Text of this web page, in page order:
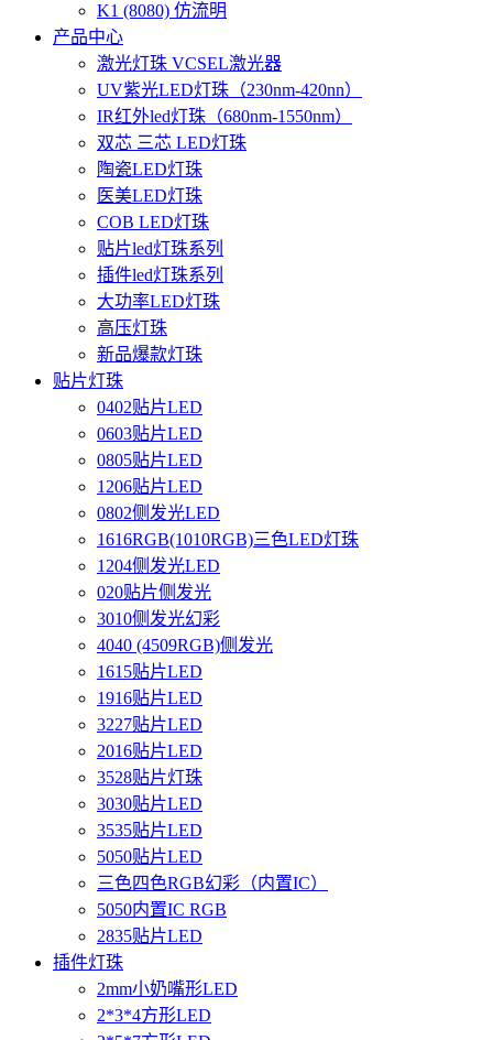
K1 (8080) 仿流明
产品中心
激光灯珠 VCSEL激光器
UV紫光LED灯珠（230nm-420nn）
IR红外led灯珠（680nm-1550nm）
双芯 三芯 LED灯珠
陶瓷LED灯珠
医美LED灯珠
COB LED灯珠
贴片led灯珠系列
插件led灯珠系列
大功率LED灯珠
高压灯珠
新品爆款灯珠
贴片灯珠
0402贴片LED
0603贴片LED
0805贴片LED
1206贴片LED
0802侧发光LED
1616RGB(1010RGB)三色LED灯珠
1204侧发光LED
020贴片侧发光
3010侧发光幻彩
4040 (4509RGB)侧发光
1615贴片LED
1916贴片LED
3227贴片LED
2016贴片LED
3528贴片灯珠
3030贴片LED
3535贴片LED
5050贴片LED
三色四色RGB幻彩（内置IC）
5050内置IC RGB
2835贴片LED
插件灯珠
2mm小奶嘴形LED
2*3*4方形LED